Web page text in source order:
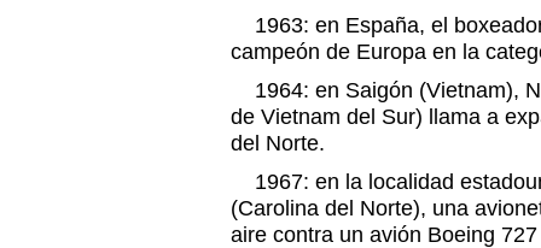
1963: en España, el
campeón de Europa en la
1964: en Saigón (Vietnam),
de Vietnam del Sur) llama a
del Norte.
1967: en la localidad
(Carolina del Norte), una
aire contra un avión Boeing